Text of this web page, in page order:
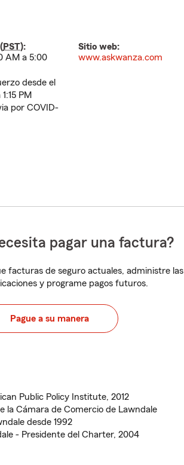
PST):
AM a 5:00
desde el
PM
por COVID-
Sitio web:
www.askwanza.com
pagar una factura?
facturas de seguro actuales, administre las
y programe pagos futuros.
Pague a su manera
Public Policy Institute, 2012
la Cámara de Comercio de Lawndale
desde 1992
- Presidente del Charter, 2004